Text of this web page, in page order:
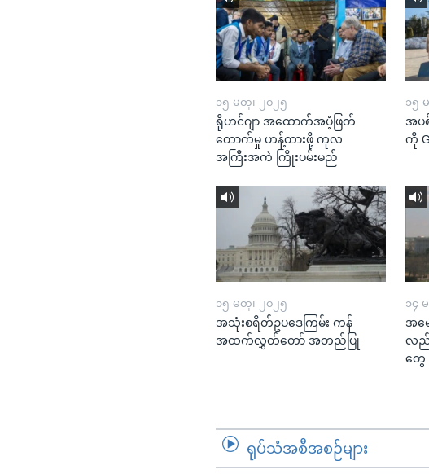
၁၅ မတ္၊ ၂၀၂၅
ရိုဟင်ဂျာ အထောက်အပံ့ဖြတ်
တောက်မှု ဟန့်တားဖို့ ကုလ
အကြီးအကဲ ကြိုးပမ်းမည်
၁၅
အပ
ကို
၁၅ မတ္၊ ၂၀၂၅
အသုံးစရိတ်ဥပဒေကြမ်း ကန်
အထက်လွှတ်တော် အတည်ပြု
၁၄
အမ
လည်
တွေ
ရုပ်သံအစီအစဉ်များ